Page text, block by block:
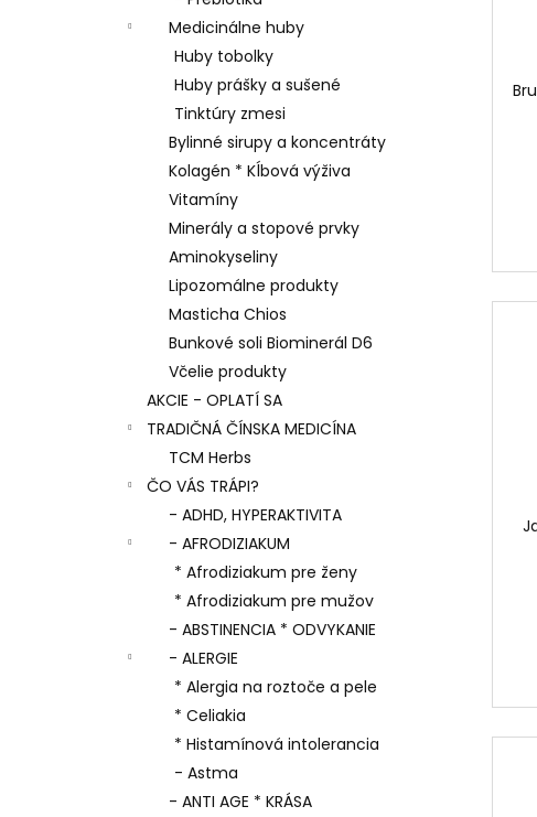
Medicinálne huby
Huby tobolky
Huby prášky a sušené
Tinktúry zmesi
Bylinné sirupy a koncentráty
Kolagén * Kĺbová výživa
Vitamíny
Minerály a stopové prvky
Aminokyseliny
Lipozomálne produkty
Masticha Chios
Bunkové soli Biominerál D6
Včelie produkty
AKCIE - OPLATÍ SA
TRADIČNÁ ČÍNSKA MEDICÍNA
TCM Herbs
ČO VÁS TRÁPI?
- ADHD, HYPERAKTIVITA
- AFRODIZIAKUM
* Afrodiziakum pre ženy
* Afrodiziakum pre mužov
- ABSTINENCIA * ODVYKANIE
- ALERGIE
* Alergia na roztoče a pele
* Celiakia
* Histamínová intolerancia
- Astma
- ANTI AGE * KRÁSA